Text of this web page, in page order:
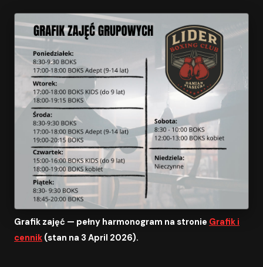
Grafik zajęć — pełny harmonogram na stronie Grafik i
cennik (stan na 3 April 2026).